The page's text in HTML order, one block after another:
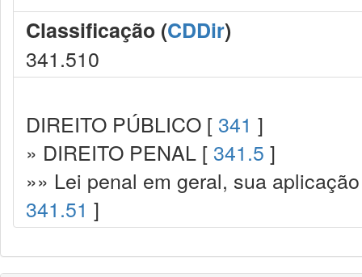
Classificação (CDDir)
341.510
DIREITO PÚBLICO [ 341 ]
» DIREITO PENAL [ 341.5 ]
»» Lei penal em geral, sua
341.51 ]